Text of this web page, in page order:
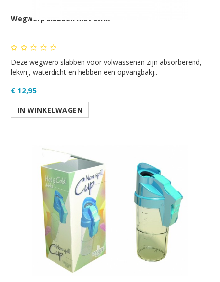
Wegwerp slabben met strik
Deze wegwerp slabben voor volwassenen zijn absorberend,
lekvrij, waterdicht en hebben een opvangbakj..
€ 12,95
IN WINKELWAGEN